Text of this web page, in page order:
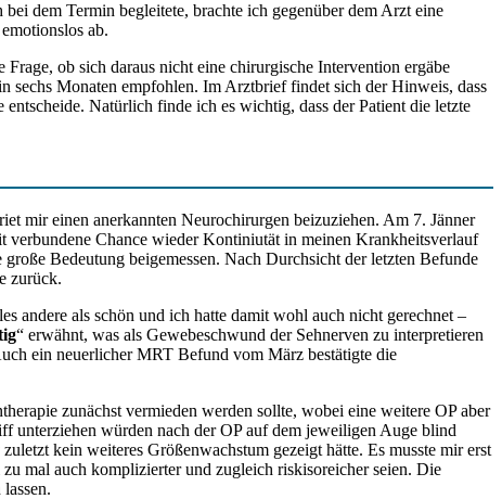
dem Termin begleitete, brachte ich gegenüber dem Arzt eine
ab.
ob sich daraus nicht eine chirurgische Intervention ergäbe
sechs Monaten empfohlen. Im Arztbrief findet sich der Hinweis, dass
Natürlich finde ich es wichtig, dass der Patient die letzte
mir einen anerkannten Neurochirurgen beizuziehen. Am 7. Jänner
verbundene Chance wieder Kontiniutät in meinen Krankheitsverlauf
Bedeutung beigemessen. Nach Durchsicht der letzten Befunde
zurück.
andere als schön und ich hatte damit wohl auch nicht gerechnet –
“ erwähnt, was als Gewebeschwund der Sehnerven zu interpretieren
ein neuerlicher MRT Befund vom März bestätigte die
zunächst vermieden werden sollte, wobei eine weitere OP aber
unterziehen würden nach der OP auf dem jeweiligen Auge blind
kein weiteres Größenwachstum gezeigt hätte. Es musste mir erst
mal auch komplizierter und zugleich riskisoreicher seien. Die